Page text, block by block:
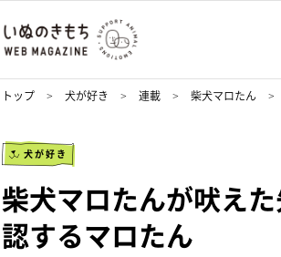
トップ 犬が好き 連載 柴犬マロたん
犬が好き
柴犬マロたんが吠え
認するマロたん